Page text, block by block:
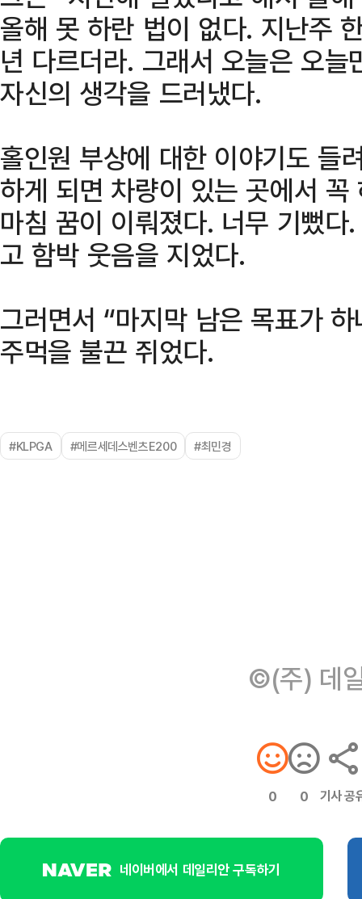
올해 못 하란 법이 없다. 지난주
년 다르더라. 그래서 오늘은 오
자신의 생각을 드러냈다.
홀인원 부상에 대한 이야기도 들
하게 되면 차량이 있는 곳에서
마침 꿈이 이뤄졌다. 너무 기뻤
고 함박 웃음을 지었다.
그러면서 “마지막 남은 목표가
주먹을 불끈 쥐었다.
#KLPGA #메르세데스벤츠E200 #최민경
©(주) 데
0 0 기사 공
네이버에서 데일리안 구독하기